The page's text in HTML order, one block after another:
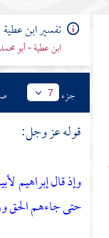
تفسير ابن عطية
ابن عطية - أبو
جزء 7
قوله عز وجل:
وإذ قال إبراهيم
حتى جاءهم الحق